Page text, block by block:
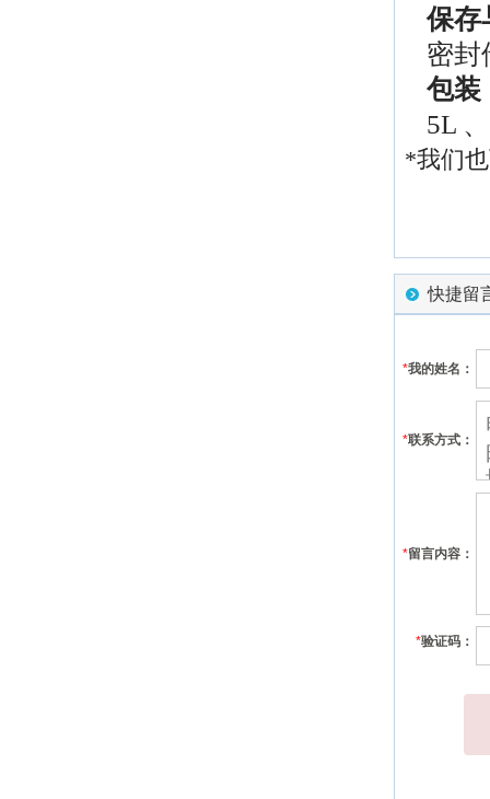
保存
密封
包装
5L 、
*我们
快捷留
*我的姓名：
*联系方式：
*留言内容：
*验证码：